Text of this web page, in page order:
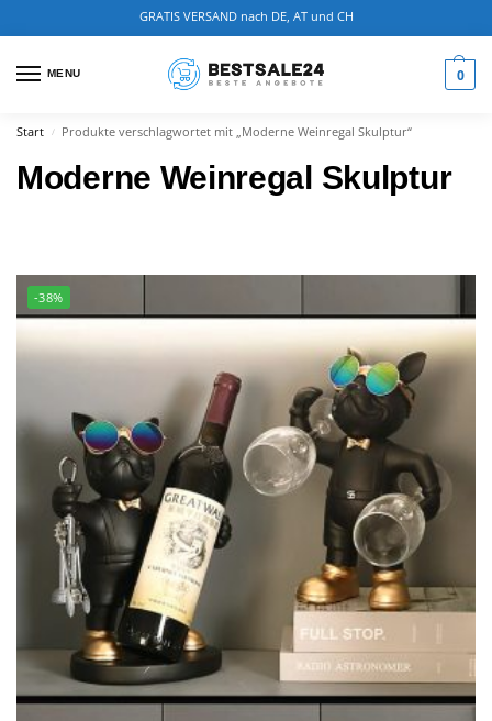
GRATIS VERSAND nach DE, AT und CH
MENU 0
Start / Produkte verschlagwortet mit „Moderne Weinregal Skulptur“
Moderne Weinregal Skulptur
-38%